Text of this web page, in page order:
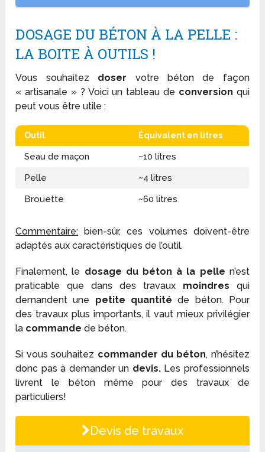
DOSAGE DU BÉTON À LA PELLE :
LA BOITE À OUTILS !
Vous souhaitez doser votre béton de façon
« artisanale » ? Voici un tableau de conversion qui
peut vous être utile :
Outil Équivalent en litres
Seau de maçon
~10 litres
Pelle
~4 litres
Brouette
~60 litres
Commentaire: bien-sûr, ces volumes doivent-être
adaptés aux caractéristiques de l’outil.
Finalement, le dosage du béton à la pelle n’est
praticable que dans des travaux moindres qui
demandent une petite quantité de béton. Pour
des travaux plus importants, il vaut mieux privilégier
la commande de béton.
Si vous souhaitez commander du béton, n’hésitez
donc pas à demander un devis.Les professionnels
livrent le béton même pour des travaux de
particuliers!
Devis de travaux